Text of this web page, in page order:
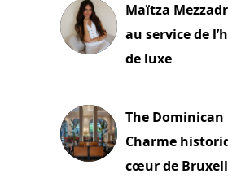
Maïtza
au service de
de luxe
The
Charme
cœur de